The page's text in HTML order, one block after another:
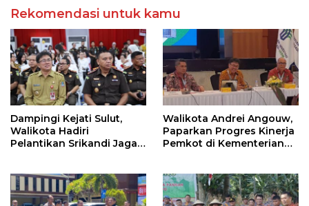
Rekomendasi untuk kamu
Dampingi Kejati Sulut,
Walikota Hadiri
Pelantikan Srikandi Jaga
Walikota Andrei Angouw,
Paparkan Progres Kinerja
Pemkot di Kementerian